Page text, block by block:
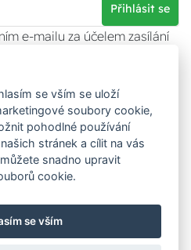
Přihlásit se
e-mailu za účelem zasílání
v
kdykoliv odvolat.
Vyzvednutí zboží
se vším se uloží
soubory cookie,
pohodlné používání
stránek a cílit na vás
snadno upravit
cookie.
se vším